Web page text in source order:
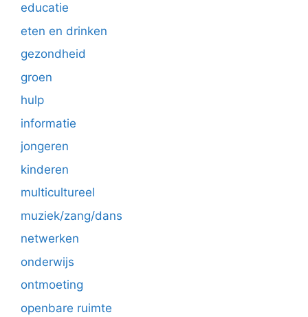
educatie
eten en drinken
gezondheid
groen
hulp
informatie
jongeren
kinderen
multicultureel
muziek/zang/dans
netwerken
onderwijs
ontmoeting
openbare ruimte